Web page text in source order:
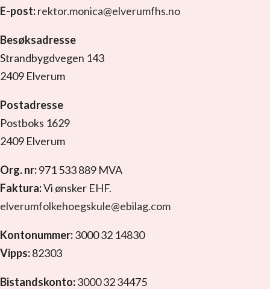
E-post:rektor.monica@elverumfhs.no
Besøksadresse
Strandbygdvegen 143
2409 Elverum
Postadresse
Postboks 1629
2409 Elverum
Org. nr:971 533 889 MVA
Faktura:Vi ønsker EHF.
elverumfolkehoegskule@ebilag.com
Kontonummer:3000 32 14830
Vipps:82303
Bistandskonto:3000 32 34475